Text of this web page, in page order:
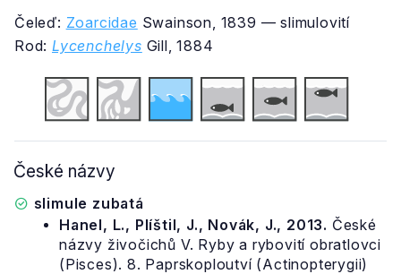
Čeleď: Zoarcidae Swainson, 1839 — slimulovití
Rod: Lycenchelys Gill, 1884
České názvy
slimule zubatá
Hanel, L., Plíštil, J., Novák, J., 2013. České
názvy živočichů V. Ryby a rybovití obratlovci
(Pisces). 8. Paprskoploutví (Actinopterygii)